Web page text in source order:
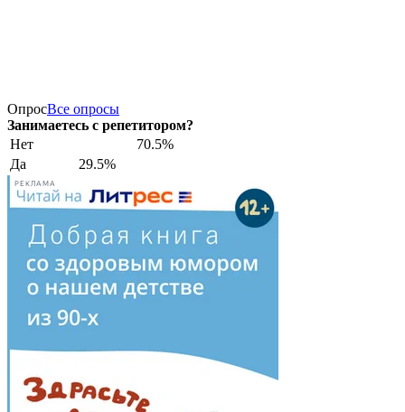
ОпросВсе опросы
Занимаетесь с репетитором?
Нет
70.5%
Да
29.5%
РЕКЛАМА